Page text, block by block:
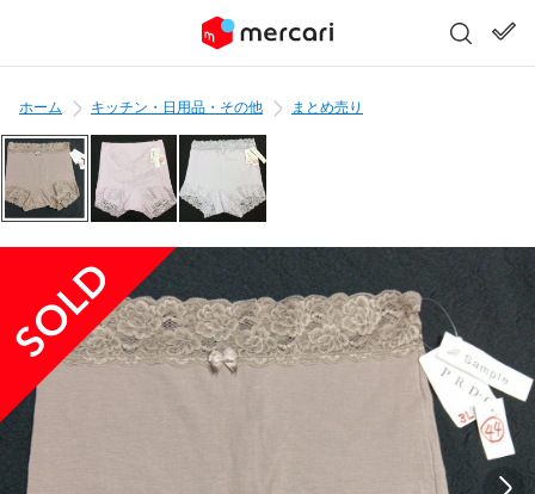
ホーム キッチン・日用品・その他 まとめ売り